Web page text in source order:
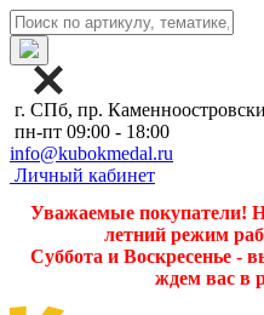
г. СПб, пр.
пн-пт 09:00 - 18:00
info@kubokmedal.ru
Личный кабинет
Уважаемые покупатели!
летний режим
Суббота и Воскресенье -
ждем вас в